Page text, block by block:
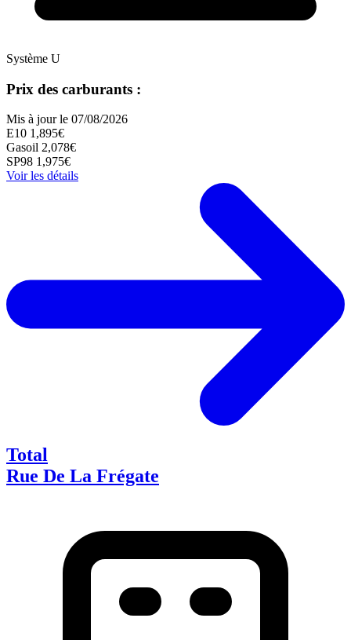
Système U
Prix des carburants :
Mis à jour le 07/08/2026
E10 1,895€
Gasoil 2,078€
SP98 1,975€
Voir les détails
Total
Rue De La Frégate